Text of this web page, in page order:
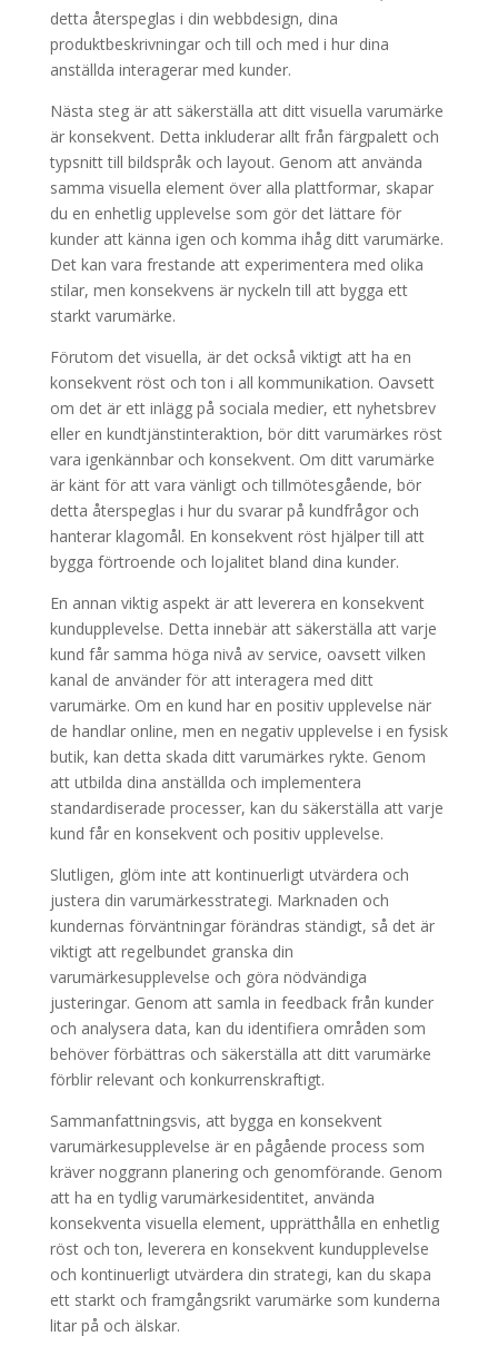
detta återspeglas i din webbdesign, dina
produktbeskrivningar och till och med i hur dina
anställda interagerar med kunder.
Nästa steg är att säkerställa att ditt visuella varumärke
är konsekvent. Detta inkluderar allt från färgpalett och
typsnitt till bildspråk och layout. Genom att använda
samma visuella element över alla plattformar, skapar
du en enhetlig upplevelse som gör det lättare för
kunder att känna igen och komma ihåg ditt varumärke.
Det kan vara frestande att experimentera med olika
stilar, men konsekvens är nyckeln till att bygga ett
starkt varumärke.
Förutom det visuella, är det också viktigt att ha en
konsekvent röst och ton i all kommunikation. Oavsett
om det är ett inlägg på sociala medier, ett nyhetsbrev
eller en kundtjänstinteraktion, bör ditt varumärkes röst
vara igenkännbar och konsekvent. Om ditt varumärke
är känt för att vara vänligt och tillmötesgående, bör
detta återspeglas i hur du svarar på kundfrågor och
hanterar klagomål. En konsekvent röst hjälper till att
bygga förtroende och lojalitet bland dina kunder.
En annan viktig aspekt är att leverera en konsekvent
kundupplevelse. Detta innebär att säkerställa att varje
kund får samma höga nivå av service, oavsett vilken
kanal de använder för att interagera med ditt
varumärke. Om en kund har en positiv upplevelse när
de handlar online, men en negativ upplevelse i en fysisk
butik, kan detta skada ditt varumärkes rykte. Genom
att utbilda dina anställda och implementera
standardiserade processer, kan du säkerställa att varje
kund får en konsekvent och positiv upplevelse.
Slutligen, glöm inte att kontinuerligt utvärdera och
justera din varumärkesstrategi. Marknaden och
kundernas förväntningar förändras ständigt, så det är
viktigt att regelbundet granska din
varumärkesupplevelse och göra nödvändiga
justeringar. Genom att samla in feedback från kunder
och analysera data, kan du identifiera områden som
behöver förbättras och säkerställa att ditt varumärke
förblir relevant och konkurrenskraftigt.
Sammanfattningsvis, att bygga en konsekvent
varumärkesupplevelse är en pågående process som
kräver noggrann planering och genomförande. Genom
att ha en tydlig varumärkesidentitet, använda
konsekventa visuella element, upprätthålla en enhetlig
röst och ton, leverera en konsekvent kundupplevelse
och kontinuerligt utvärdera din strategi, kan du skapa
ett starkt och framgångsrikt varumärke som kunderna
litar på och älskar.